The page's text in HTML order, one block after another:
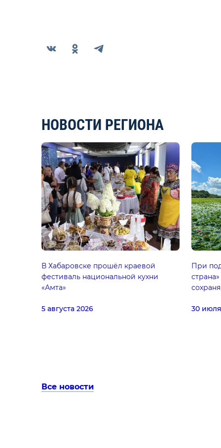
НОВОСТИ РЕГИОНА
В Хабаровске прошёл краевой
фестиваль национальной кухни
«Амта»
5 августа 2026
При
30
Все новости